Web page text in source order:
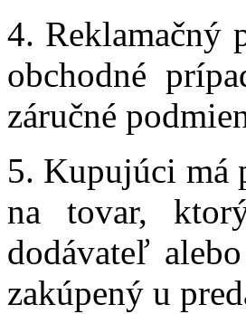
4. Reklamačný
obchodné
záručné
5. Kupujúci má
na tovar,
dodávateľ
zakúpený u